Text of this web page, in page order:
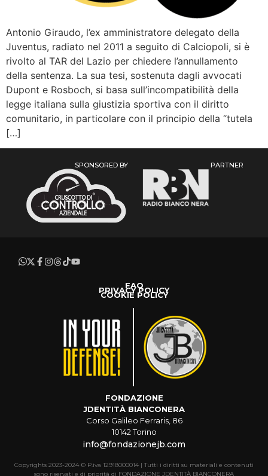
Antonio Giraudo, l’ex amministratore delegato della
Juventus, radiato nel 2011 a seguito di Calciopoli, si è
rivolto al TAR del Lazio per chiedere l’annullamento
della sentenza. La sua tesi, sostenuta dagli avvocati
Dupont e Rosboch, si basa sull’incompatibilità della
legge italiana sulla giustizia sportiva con il diritto
comunitario, in particolare con il principio della “tutela
[…]
SPONSORED BY PARTNER
FAQ
PRIVACY POLICY
COOKIE POLICY
FONDAZIONE
JDENTITÀ BIANCONERA
Corso Galileo Ferraris, 86
10142 Torino
info@fondazionejb.com
Copyrights 2023-2024 © P.iva 12918000014 | Tutti i diritti su materiali e contenuti
sono riservati e di priorità di FONDAZIONE JDENTITÀ BIANCONERA